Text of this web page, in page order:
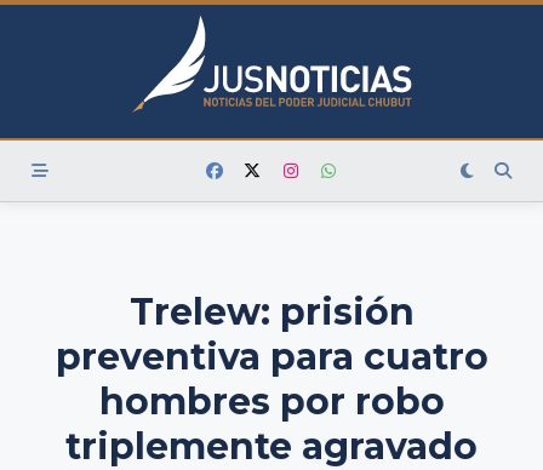
Skip
Trelew: prisión
preventiva para cuatro
hombres por robo
triplemente agravado